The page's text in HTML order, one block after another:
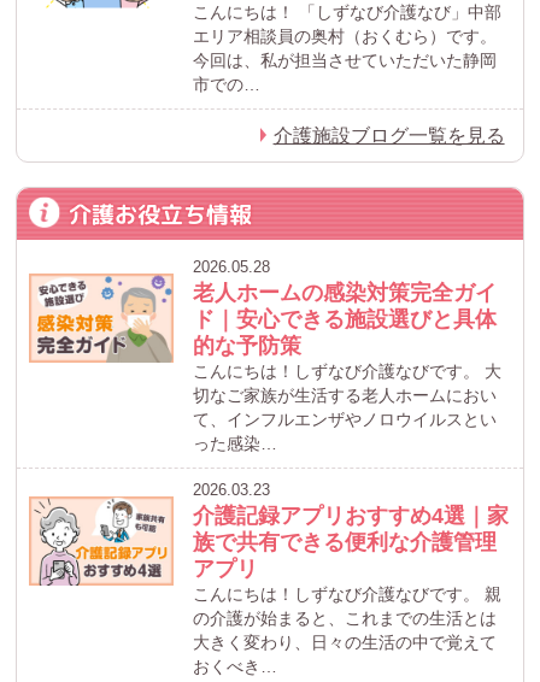
こんにちは！ 「しずなび介護なび」中部
エリア相談員の奥村（おくむら）です。
今回は、私が担当させていただいた静岡
市での…
介護施設ブログ一覧を見る
介護お役立ち情報
2026.05.28
老人ホームの感染対策完全ガイ
ド｜安心できる施設選びと具体
的な予防策
こんにちは！しずなび介護なびです。 大
切なご家族が生活する老人ホームにおい
て、インフルエンザやノロウイルスとい
った感染…
2026.03.23
介護記録アプリおすすめ4選｜家
族で共有できる便利な介護管理
アプリ
こんにちは！しずなび介護なびです。 親
の介護が始まると、これまでの生活とは
大きく変わり、日々の生活の中で覚えて
おくべき…